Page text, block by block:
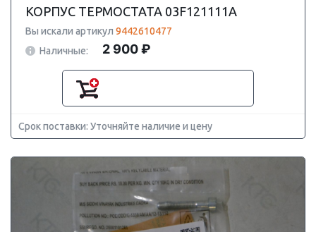
КОРПУС ТЕРМОСТАТА 03F121111A
Вы искали артикул 9442610477
Наличные:
2 900 ₽
Срок поставки: Уточняйте наличие и цену